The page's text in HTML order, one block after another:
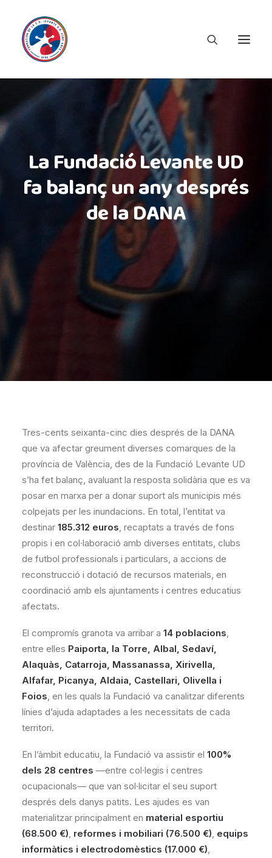
La Fundació Levante UD
fa balanç un any després
de la DANA
Tres-cents seixanta-cinc dies després de la DANA
que va afectar greument diverses comarques de la
província de València, des de la Fundació Levante UD
s’ha fet balanç, avaluant la resposta solidària que es va
posar en marxa per a donar suport als municipis més
colpejats per les inundacions. En total, l’entitat va
destinar 185.312 euros, recaptats a través de fons
propis i en col·laboració amb diverses entitats, clubs
de futbol professionals i particulars, a accions de
reconstrucció i dotació de recursos materials, en
coordinació amb els ajuntaments i centres educatius
afectats.
El compromís granota va arribar a 14 poblacions,
entre elles Paiporta, la Torre, Albal, Sedaví,
Alaquàs, Catarroja, Massanassa, Xirivella,
Alfafar, Picanya, Aldaia, Castellari, Olivella i
Foios, en les quals la Fundació va canalitzar diferents
línies d’ajuda adaptades a les necessitats de cada
territori.
En l’àmbit educatiu, la Fundació va assistir el 100%
dels 28 centres —entre col·legis i centres
ocupacionals— que van sol·licitar el seu suport
després dels danys patits. Les ajudes es van
materialitzar principalment en material esportiu
(68.500 €), reformes i mobiliari (76.500 €), equips
informàtics i electrodomèstics (17.000 €),